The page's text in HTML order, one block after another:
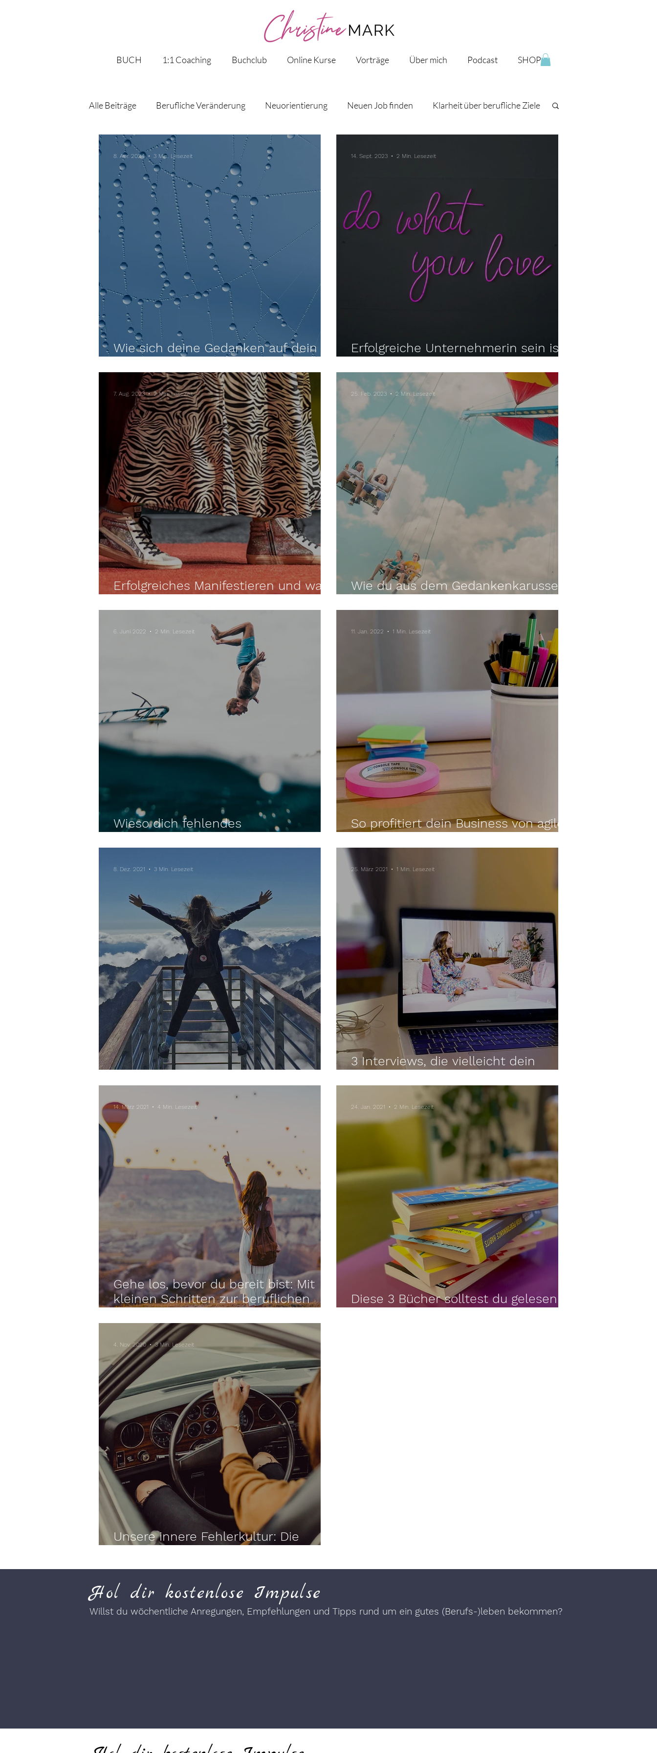
BUCH 1:1 Coaching Buchclub Online Kurse Vorträge Über mich Podcast SHOP
Alle Beiträge Berufliche Veränderung Neuorientierung Neuen Job finden Klarheit über berufliche Ziele
Umgang mit Fehlern Berufliche Weiterentwicklung
Umsetzung Ziele erreichen Berufung
Wie sich deine Gedanken auf dein
8. Apr. 2024 3 Min. Lesezeit
Erfolgreiche Unternehmerin sein ist
14. Sept. 2023 2 Min. Lesezeit
Erfolgreiches Manifestieren und was
7. Aug. 2023 2 Min. Lesezeit
Wie du aus dem Gedankenkarussell
25. Feb. 2023 2 Min. Lesezeit
Wieso dich fehlendes
6. Juni 2022 2 Min. Lesezeit
So profitiert dein Business von agilen
11. Jan. 2022 1 Min. Lesezeit
8. Dez. 2021 3 Min. Lesezeit
3 Interviews, die vielleicht dein
25. März 2021 1 Min. Lesezeit
Gehe los, bevor du bereit bist: Mit
kleinen Schritten zur beruflichen
14. März 2021 4 Min. Lesezeit
Diese 3 Bücher solltest du gelesen
24. Jan. 2021 2 Min. Lesezeit
Unsere innere Fehlerkultur: Die
4. Nov. 2020 3 Min. Lesezeit
Hol dir kostenlose Impulse
Willst du wöchentliche Anregungen, Empfehlungen und Tipps rund um ein gutes (Berufs-)leben bekommen?